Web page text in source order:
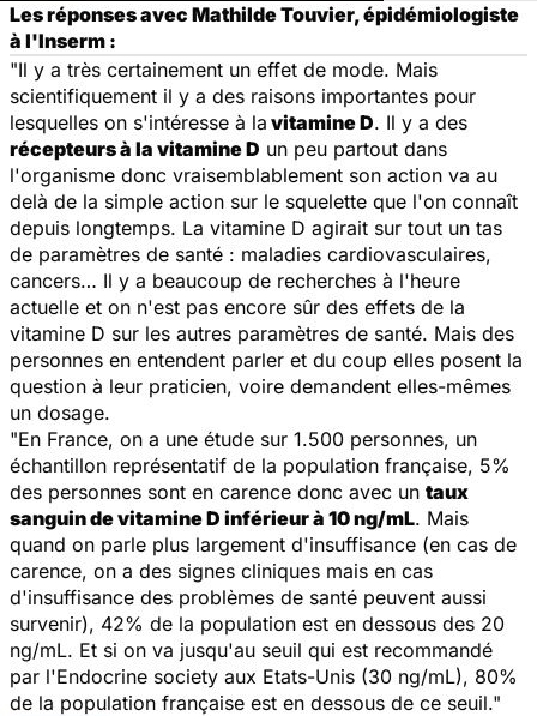
Les réponses avec Mathilde Touvier, épidémiologiste
à l'Inserm :
"Il y a très certainement un effet de mode. Mais
scientifiquement il y a des raisons importantes pour
lesquelles on s'intéresse à la vitamine D. Il y a des
récepteurs à la vitamine D un peu partout dans
l'organisme donc vraisemblablement son action va au
delà de la simple action sur le squelette que l'on connaît
depuis longtemps. La vitamine D agirait sur tout un tas
de paramètres de santé : maladies cardiovasculaires,
cancers… Il y a beaucoup de recherches à l'heure
actuelle et on n'est pas encore sûr des effets de la
vitamine D sur les autres paramètres de santé. Mais des
personnes en entendent parler et du coup elles posent la
question à leur praticien, voire demandent elles-mêmes
un dosage.
"En France, on a une étude sur 1.500 personnes, un
échantillon représentatif de la population française, 5%
des personnes sont en carence donc avec un taux
sanguin de vitamine D inférieur à 10 ng/mL. Mais
quand on parle plus largement d'insuffisance (en cas de
carence, on a des signes cliniques mais en cas
d'insuffisance des problèmes de santé peuvent aussi
survenir), 42% de la population est en dessous des 20
ng/mL. Et si on va jusqu'au seuil qui est recommandé
par l'Endocrine society aux Etats-Unis (30 ng/mL), 80%
de la population française est en dessous de ce seuil."